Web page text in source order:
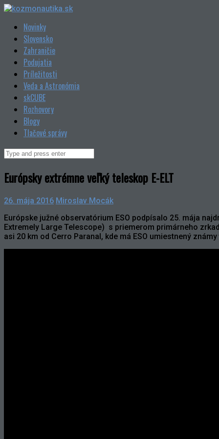
Skip
contentNovinky
Slovensko
Zahraničie
Podujatia
Príležitosti
Veda a Astronómia
skCUBE
Rozhovory
Blogy
Tlačové správy
Search
Európsky extrémne veľký teleskop E-ELT
26. mája 2016 Miroslav Mocák
Európske južné observatórium ESO podpísalo 25. mája
Extremely Large Telescope) s priemerom primárneho
asi 20 km od Cerro Paranal, kde má ESO umiestnený